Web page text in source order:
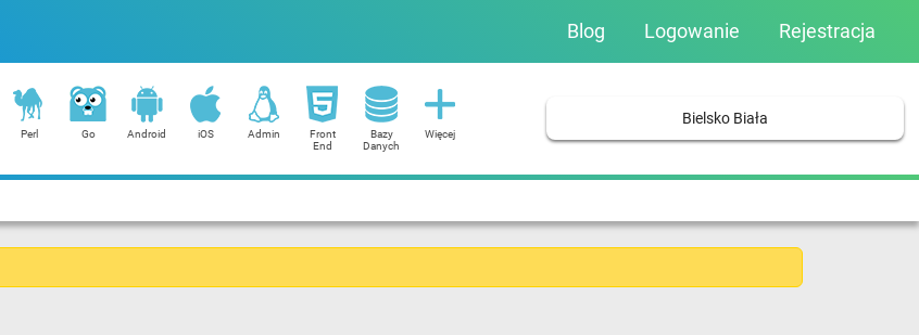
Blog Logowanie Rejestracja
Perl Go Android iOS Admin
Front
End
Bazy
Danych
Więcej
Bielsko Biała